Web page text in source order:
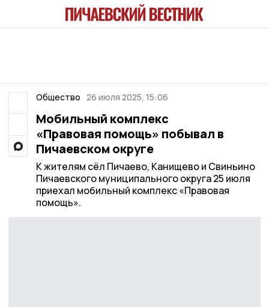
Общество 26 июля 2025, 15:06
Мобильный комплекс
«Правовая помощь» побывал в
Пичаевском округе
К жителям сёл Пичаево, Канищево и Свиньино
Пичаевского муниципального округа 25 июля
приехал мобильный комплекс «Правовая
помощь».